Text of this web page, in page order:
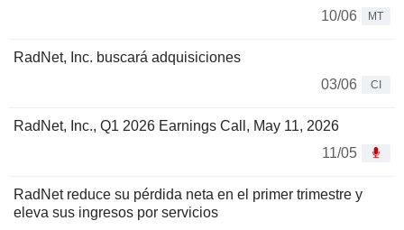
10/06 MT
RadNet, Inc. buscará adquisiciones
03/06
CI
RadNet, Inc., Q1 2026 Earnings Call, May 11, 2026
11/05
RadNet reduce su pérdida neta en el primer trimestre y
eleva sus ingresos por servicios